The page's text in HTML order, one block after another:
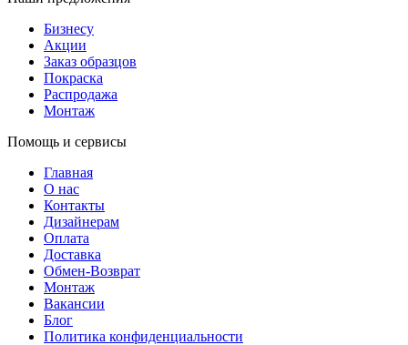
Бизнесу
Акции
Заказ образцов
Покраска
Распродажа
Монтаж
Помощь и сервисы
Главная
О нас
Контакты
Дизайнерам
Оплата
Доставка
Обмен-Возврат
Монтаж
Вакансии
Блог
Политика конфиденциальности